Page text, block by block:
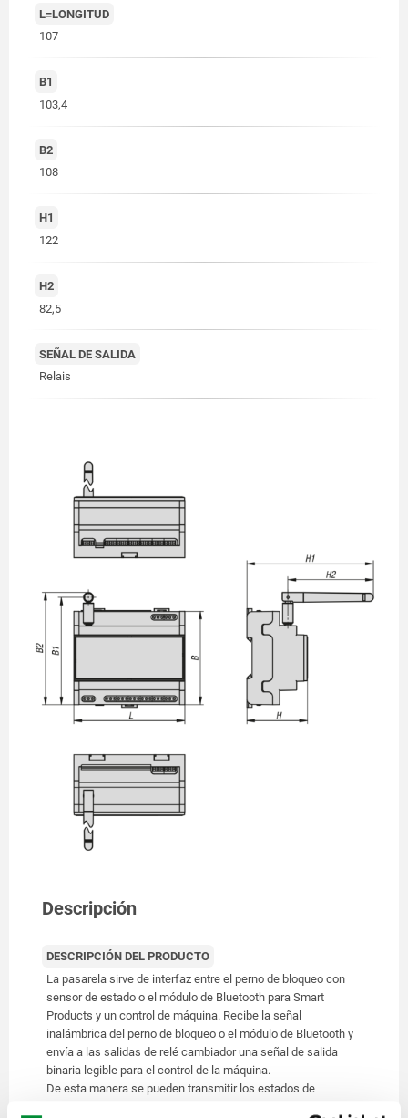
L=LONGITUD
107
B1
103,4
B2
108
H1
122
H2
82,5
SEÑAL DE SALIDA
Relais
Descripción
DESCRIPCIÓN DEL PRODUCTO
La pasarela sirve de interfaz entre el perno de bloqueo con
sensor de estado o el módulo de Bluetooth para Smart
Products y un control de máquina. Recibe la señal
inalámbrica del perno de bloqueo o el módulo de Bluetooth y
envía a las salidas de relé cambiador una señal de salida
binaria legible para el control de la máquina.
De esta manera se pueden transmitir los estados de